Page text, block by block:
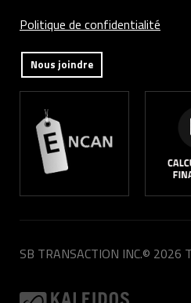
Politique de confidentialité
Nous joindre
SB TRANSACTION INC.© 2026